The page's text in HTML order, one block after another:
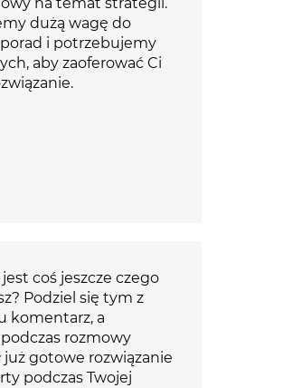
dużą wagę do
i potrzebujemy
aby zaoferować Ci
coś jeszcze czego
Podziel się tym z
komentarz, a
rozmowy
już gotowe rozwiązanie
podczas Twojej